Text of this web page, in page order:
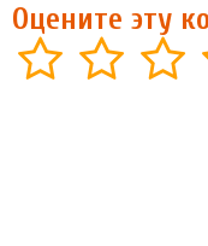
Оцените эту